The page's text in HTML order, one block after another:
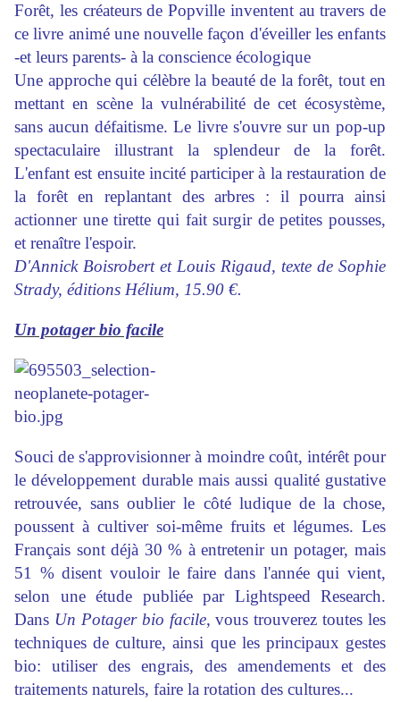
Forêt, les créateurs de Popville inventent au travers de
ce livre animé une nouvelle façon d'éveiller les enfants
-et leurs parents- à la conscience écologique
Une approche qui célèbre la beauté de la forêt, tout en
mettant en scène la vulnérabilité de cet écosystème,
sans aucun défaitisme. Le livre s'ouvre sur un pop-up
spectaculaire illustrant la splendeur de la forêt.
L'enfant est ensuite incité participer à la restauration de
la forêt en replantant des arbres : il pourra ainsi
actionner une tirette qui fait surgir de petites pousses,
et renaître l'espoir.
D'Annick Boisrobert et Louis Rigaud, texte de Sophie
Strady, éditions Hélium, 15.90 €.
Un potager bio facile
Souci de s'approvisionner à moindre coût, intérêt pour
le développement durable mais aussi qualité gustative
retrouvée, sans oublier le côté ludique de la chose,
poussent à cultiver soi-même fruits et légumes. Les
Français sont déjà 30 % à entretenir un potager, mais
51 % disent vouloir le faire dans l'année qui vient,
selon une étude publiée par Lightspeed Research.
Dans Un Potager bio facile, vous trouverez toutes les
techniques de culture, ainsi que les principaux gestes
bio: utiliser des engrais, des amendements et des
traitements naturels, faire la rotation des cultures...